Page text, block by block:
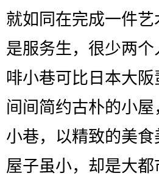
就如同在完成一件
是服务生，很少两
啡小巷可比日本大
间间简约古朴的小
小巷，以精致的美
屋子虽小，却是大